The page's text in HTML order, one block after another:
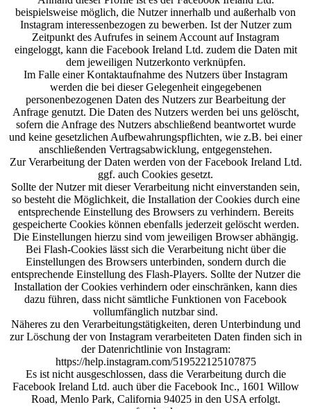
beispielsweise möglich, die Nutzer innerhalb und außerhalb von
Instagram interessenbezogen zu bewerben. Ist der Nutzer zum
Zeitpunkt des Aufrufes in seinem Account auf Instagram
eingeloggt, kann die Facebook Ireland Ltd. zudem die Daten mit
dem jeweiligen Nutzerkonto verknüpfen.
Im Falle einer Kontaktaufnahme des Nutzers über Instagram
werden die bei dieser Gelegenheit eingegebenen
personenbezogenen Daten des Nutzers zur Bearbeitung der
Anfrage genutzt. Die Daten des Nutzers werden bei uns gelöscht,
sofern die Anfrage des Nutzers abschließend beantwortet wurde
und keine gesetzlichen Aufbewahrungspflichten, wie z.B. bei einer
anschließenden Vertragsabwicklung, entgegenstehen.
Zur Verarbeitung der Daten werden von der Facebook Ireland Ltd.
ggf. auch Cookies gesetzt.
Sollte der Nutzer mit dieser Verarbeitung nicht einverstanden sein,
so besteht die Möglichkeit, die Installation der Cookies durch eine
entsprechende Einstellung des Browsers zu verhindern. Bereits
gespeicherte Cookies können ebenfalls jederzeit gelöscht werden.
Die Einstellungen hierzu sind vom jeweiligen Browser abhängig.
Bei Flash-Cookies lässt sich die Verarbeitung nicht über die
Einstellungen des Browsers unterbinden, sondern durch die
entsprechende Einstellung des Flash-Players. Sollte der Nutzer die
Installation der Cookies verhindern oder einschränken, kann dies
dazu führen, dass nicht sämtliche Funktionen von Facebook
vollumfänglich nutzbar sind.
Näheres zu den Verarbeitungstätigkeiten, deren Unterbindung und
zur Löschung der von Instagram verarbeiteten Daten finden sich in
der Datenrichtlinie von Instagram:
https://help.instagram.com/519522125107875
Es ist nicht ausgeschlossen, dass die Verarbeitung durch die
Facebook Ireland Ltd. auch über die Facebook Inc., 1601 Willow
Road, Menlo Park, California 94025 in den USA erfolgt.